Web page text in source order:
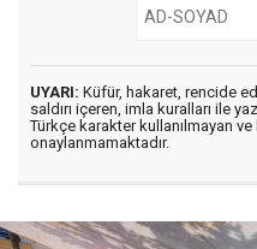
UYARI: Küfür, hakaret, rencide
saldırı içeren, imla kuralları ile
Türkçe karakter kullanılmayan
onaylanmamaktadır.